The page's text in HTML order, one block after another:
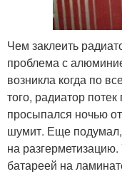
Чем заклеить
проблема с
возникла когда по
того, радиатор
просыпался ночью
шумит. Еще подумал,
на
батареей на